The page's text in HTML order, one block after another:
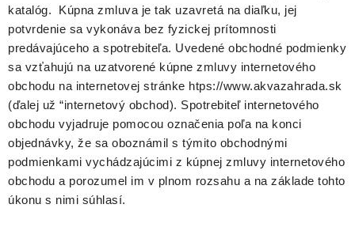
katalóg. Kúpna zmluva je tak uzavretá na diaľku, jej
potvrdenie sa vykonáva bez fyzickej prítomnosti
predávajúceho a spotrebiteľa. Uvedené obchodné podmienky
sa vzťahujú na uzatvorené kúpne zmluvy internetového
obchodu na internetovej stránke htps://www.akvazahrada.sk
(ďalej už “internetový obchod). Spotrebiteľ internetového
obchodu vyjadruje pomocou označenia poľa na konci
objednávky, že sa oboznámil s týmito obchodnými
podmienkami vychádzajúcimi z kúpnej zmluvy internetového
obchodu a porozumel im v plnom rozsahu a na základe tohto
úkonu s nimi súhlasí.